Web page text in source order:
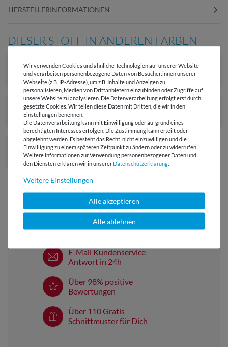
HERSTELLERINFORMATIONEN
DIESER STOFF IN ANDEREN FARBEN
Versandkostenfrei ab 60 € -
Lieferung mit DHL
E-Mail Kundenservice
Antwort in 24h
Über 98% positive
Bewertungen
Über 110 Gratis
Schnittmuster für Dich
Wir verwenden Cookies und ähnliche Technologien auf unserer Website
und verarbeiten personenbezogene Daten von Besucher:innen unserer
Webseite (z.B. IP-Adresse), um z.B. Inhalte und Anzeigen zu
personalisieren, Medien von Drittanbietern einzubinden oder Zugriffe auf
unsere Website zu analysieren. Die Datenverarbeitung erfolgt erst durch
gesetzte Cookies. Wir teilen diese Daten mit Dritten, die wir in den
Einstellungen benennen.
Die Datenverarbeitung kann mit Einwilligung oder aufgrund eines
berechtigten Interesses erfolgen. Die Zustimmung kann erteilt oder
abgelehnt werden. Es besteht das Recht, nicht einzuwilligen und die
Einwilligung zu einem späteren Zeitpunkt zu ändern oder zu widerrufen.
Weitere Informationen zur Verwendung personenbezogener Daten und
den Diensten erklären wir in unserer Daten­schutz­erklärung
Weitere Einstellungen
Alle akzeptieren
Alle ablehnen